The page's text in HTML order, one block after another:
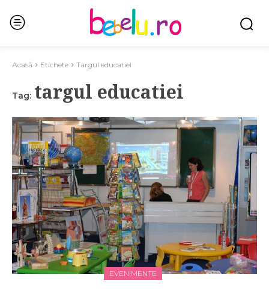
Acasă Etichete Targul educatiei
Tag: targul educatiei
EVENIMENTE